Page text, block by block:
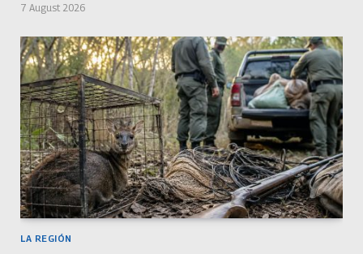
7 August 2026
LA REGIÓN